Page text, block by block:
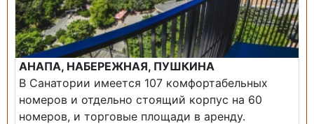
АНАПА, НАБЕРЕЖНАЯ, ПУШКИНА
В Санатории имеется 107 комфортабельных
номеров и отдельно стоящий корпус на 60
номеров, и торговые площади в аренду.